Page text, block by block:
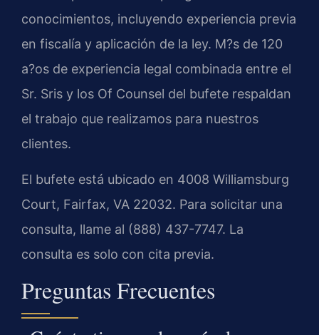
conocimientos, incluyendo experiencia previa
en fiscalía y aplicación de la ley. M?s de 120
a?os de experiencia legal combinada entre el
Sr. Sris y los Of Counsel del bufete respaldan
el trabajo que realizamos para nuestros
clientes.
El bufete está ubicado en 4008 Williamsburg
Court, Fairfax, VA 22032. Para solicitar una
consulta, llame al (888) 437-7747. La
consulta es solo con cita previa.
Preguntas Frecuentes